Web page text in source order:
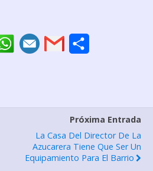
a
r
t
Próxima Entrada
La Casa Del Director De La
Azucarera Tiene Que Ser Un
Equipamiento Para El Barrio